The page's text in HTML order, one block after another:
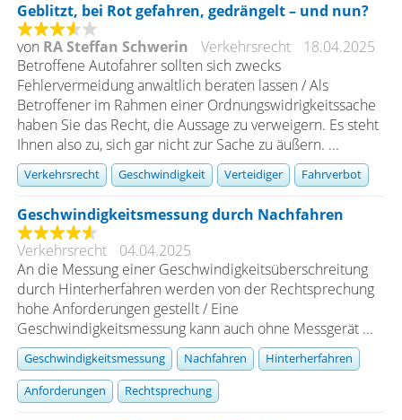
Geblitzt, bei Rot gefahren, gedrängelt – und nun?
von RA Steffan Schwerin Verkehrsrecht
18.04.2025
Betroffene Autofahrer sollten sich zwecks
Fehlervermeidung anwaltlich beraten lassen / Als
Betroffener im Rahmen einer Ordnungswidrigkeitssache
haben Sie das Recht, die Aussage zu verweigern. Es steht
Ihnen also zu, sich gar nicht zur Sache zu äußern. ...
Verkehrsrecht Geschwindigkeit Verteidiger Fahrverbot
Geschwindigkeitsmessung durch Nachfahren
Verkehrsrecht
04.04.2025
An die Messung einer Geschwindigkeitsüberschreitung
durch Hinterherfahren werden von der Rechtsprechung
hohe Anforderungen gestellt / Eine
Geschwindigkeitsmessung kann auch ohne Messgerät ...
Geschwindigkeitsmessung Nachfahren Hinterherfahren
Anforderungen Rechtsprechung